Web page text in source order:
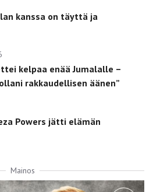
kanssa on täyttä ja
kelpaa enää Jumalalle –
rakkaudellisen äänen”
Powers jätti elämän
Mainos